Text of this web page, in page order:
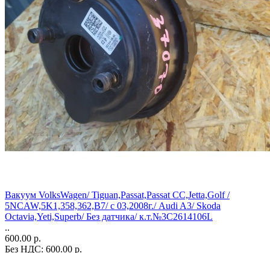
Вакуум VolksWagen/ Tiguan,Passat,Passat CC,Jetta,Golf /
5NCAW,5K1,358,362,B7/ c 03,2008г./ Audi A3/ Skoda
Octavia,Yeti,Superb/ Без датчика/ к.т.№3C2614106L
..
600.00 р.
Без НДС: 600.00 р.